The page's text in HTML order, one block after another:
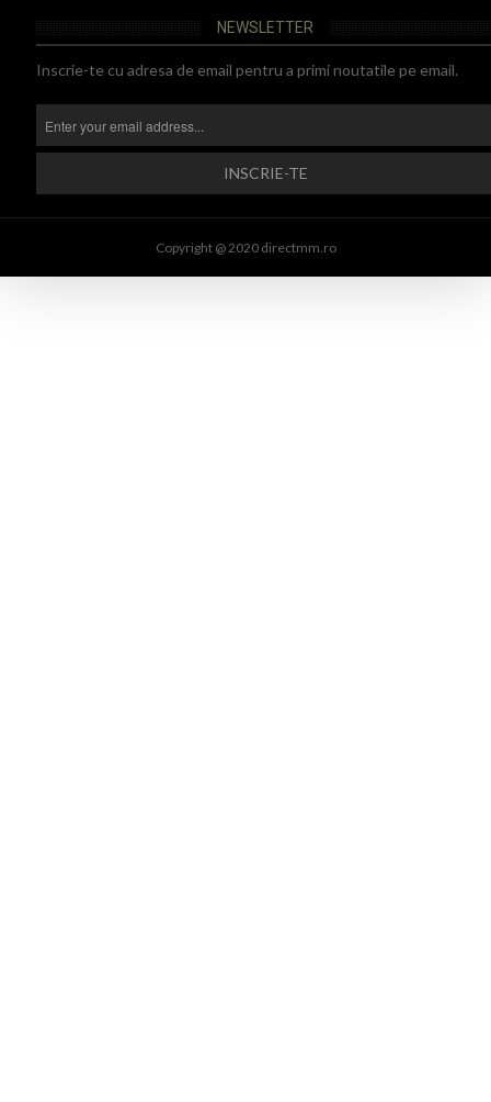
NEWSLETTER
Inscrie-te cu adresa de email pentru a primi noutatile pe email.
Copyright @ 2020 directmm.ro